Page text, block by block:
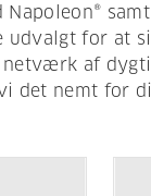
Napoleon®
for at
af
det nemt for